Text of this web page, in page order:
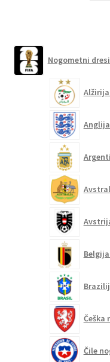
Nogometni dresi
Češka
Čile